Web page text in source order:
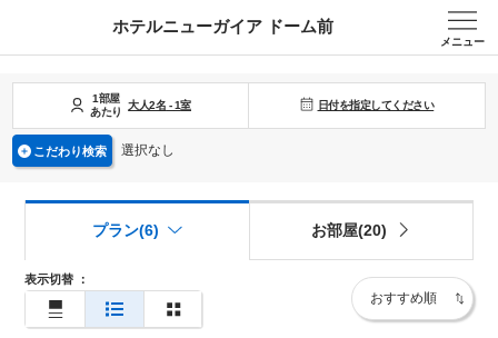
ホテルニューガイア ドーム前
メニュー
1部屋
あたり
大人2名 -1室 日付を指定してください
こだわり検索 選択なし
表示切替 ：
プラン(6) お部屋(20)